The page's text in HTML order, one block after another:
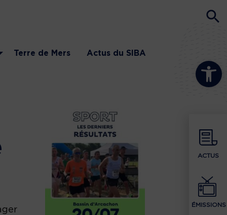
Ouvrir la
ACTUS
ÉMISSIONS
Terre de Mers Actus du SIBA